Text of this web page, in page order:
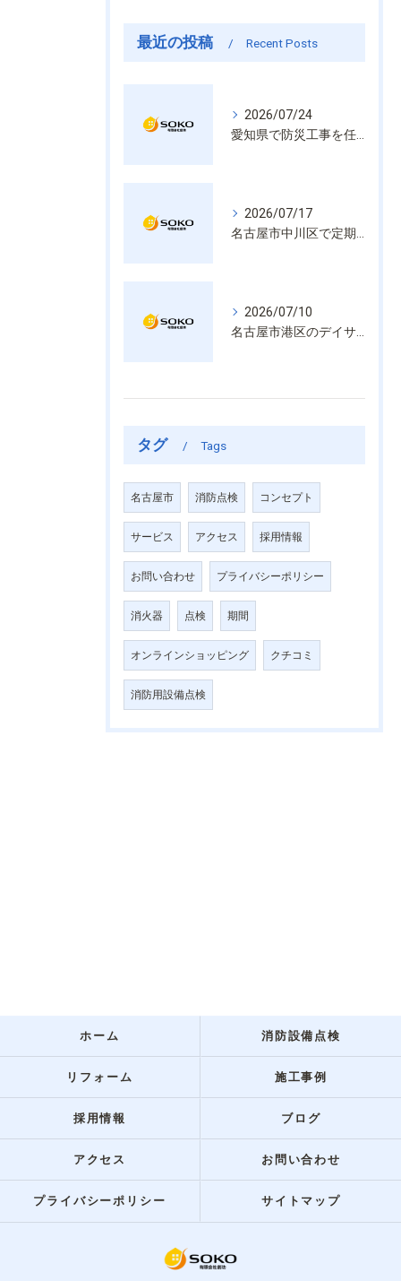
最近の投稿 Recent Posts
2026/07/24
2026/07/17
2026/07/10
タグ Tags
名古屋市 消防点検 コンセプト
サービス アクセス 採用情報
お問い合わせ プライバシーポリシー
消火器 点検 期間
オンラインショッピング クチコミ
消防用設備点検
ホーム 消防設備点検
リフォーム 施工事例
採用情報 ブログ
アクセス お問い合わせ
プライバシーポリシー サイトマップ